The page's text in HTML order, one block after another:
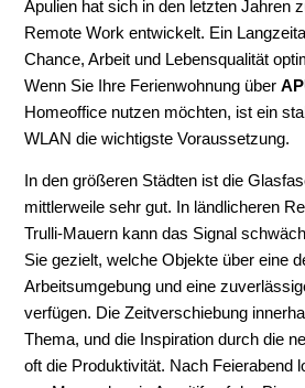
Apulien hat sich in den letzten Jahren
Remote Work entwickelt. Ein
Chance, Arbeit und Lebensqualität
Wenn Sie Ihre Ferienwohnung über
Homeoffice nutzen möchten, ist ein
WLAN die wichtigste Voraussetzung.
In den größeren Städten ist die
mittlerweile sehr gut. In ländlicheren
Trulli-Mauern kann das Signal
Sie gezielt, welche Objekte über eine
Arbeitsumgebung und eine
verfügen. Die Zeitverschiebung
Thema, und die Inspiration durch die
oft die Produktivität. Nach Feierabend